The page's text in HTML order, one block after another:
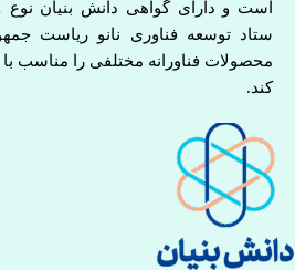
ستاد توسعه فناوری نانو ریاست
محصولات فناورانه مختلفی را مناسب
کند.